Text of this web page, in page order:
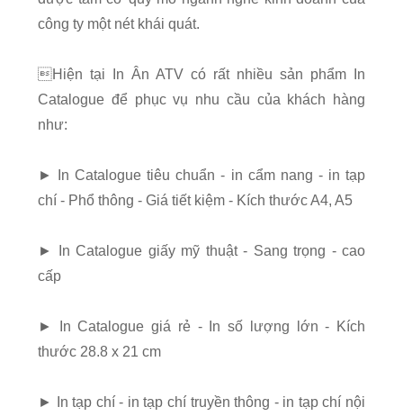
công ty một nét khái quát.
Hiện tại In Ân ATV có rất nhiều sản phẩm In
Catalogue để phục vụ nhu cầu của khách hàng
như:
► In Catalogue tiêu chuẩn - in cẩm nang - in tạp
chí - Phổ thông - Giá tiết kiệm - Kích thước A4, A5
► In Catalogue giấy mỹ thuật - Sang trọng - cao
cấp
► In Catalogue giá rẻ - In số lượng lớn - Kích
thước 28.8 x 21 cm
► In tạp chí - in tạp chí truyền thông - in tạp chí nội